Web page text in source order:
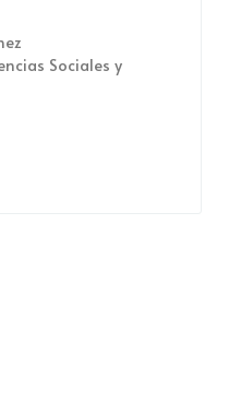
Sociales y